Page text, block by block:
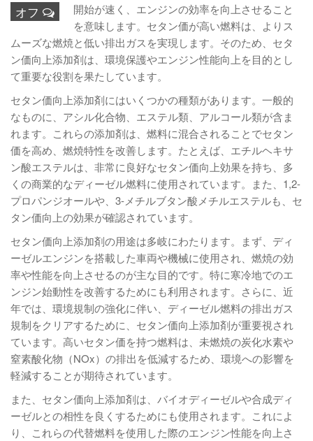
オフ
開始が速く、エンジンの効率を向上させること
を意味します。セタン価が高い燃料は、よりス
ムーズな燃焼と低い排出ガスを実現します。そのため、セタ
ン価向上添加剤は、環境保護やエンジン性能向上を目的とし
て重要な役割を果たしています。
セタン価向上添加剤にはいくつかの種類があります。一般的
なものに、アシル化合物、エステル類、アルコール類が含ま
れます。これらの添加剤は、燃料に混合されることでセタン
価を高め、燃焼特性を改善します。たとえば、エチルヘキサ
ン酸エステルは、非常に良好なセタン価向上効果を持ち、多
くの商業的なディーゼル燃料に使用されています。また、1,2-
プロパンジオールや、3-メチルブタン酸メチルエステルも、セ
タン価向上の効果が確認されています。
セタン価向上添加剤の用途は多岐にわたります。まず、ディ
ーゼルエンジンを搭載した車両や機械に使用され、燃焼の効
率や性能を向上させるのが主な目的です。特に寒冷地でのエ
ンジン始動性を改善するためにも利用されます。さらに、近
年では、環境規制の強化に伴い、ディーゼル燃料の排出ガス
規制をクリアするために、セタン価向上添加剤が重要視され
ています。高いセタン価を持つ燃料は、未燃焼の炭化水素や
窒素酸化物（NOx）の排出を低減するため、環境への影響を
軽減することが期待されています。
また、セタン価向上添加剤は、バイオディーゼルや合成ディ
ーゼルとの相性を良くするためにも使用されます。これによ
り、これらの代替燃料を使用した際のエンジン性能を向上さ